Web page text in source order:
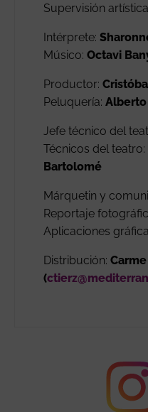
Supervisión
Intérprete:
Músico: Octavi
Productor:
Peluquería:
Jefe técnico del
Técnicos del teatro:
Bartolomé
Márquetin y
Reportaje
Aplicaciones
Distribución:
(